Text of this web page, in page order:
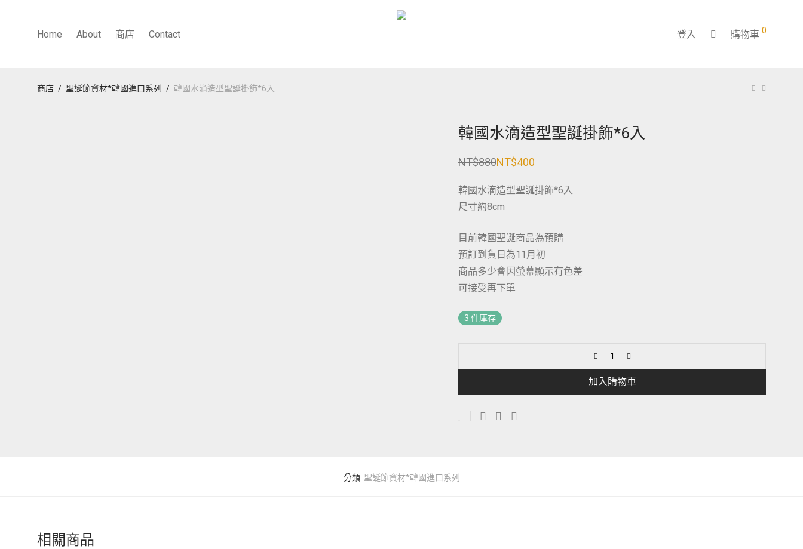
Home About 商店 Contact 登入 購物車 0
商店 / 聖誕節資材*韓國進口系列 / 韓國水滴造型聖誕掛飾*6入
韓國水滴造型聖誕掛飾*6入
NT$880
原
格：
NT$400
目
格：
韓國水滴造型聖誕掛飾*6入
尺寸約8cm
目前韓國聖誕商品為預購
預訂到貨日為11月初
商品多少會因螢幕顯示有色差
可接受再下單
3 件庫存
加入購物車
分類: 聖誕節資材*韓國進口系列
相關商品